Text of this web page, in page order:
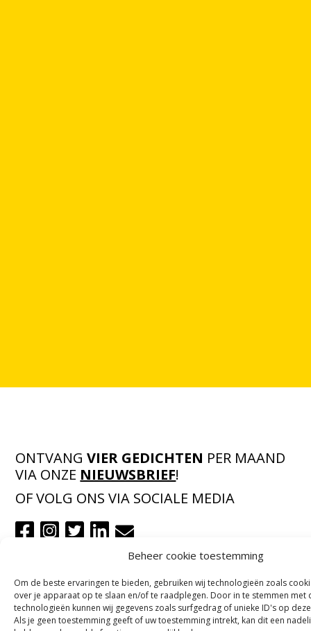
Beheer cookie toestemming
Om de beste ervaringen te bieden, gebruiken wij technologieën zoals
over je apparaat op te slaan en/of te raadplegen. Door in te stemmen met
technologieën kunnen wij gegevens zoals surfgedrag of unieke ID's op
Als je geen toestemming geeft of uw toestemming intrekt, kan dit een
ONTVANGVIER GEDICHTEN PER MAAND
VIA ONZE NIEUWSBRIEF!
OF VOLG ONS VIA SOCIALE MEDIA
NOORDWOORD
Munnekeholm 2
9711 JA Groningen